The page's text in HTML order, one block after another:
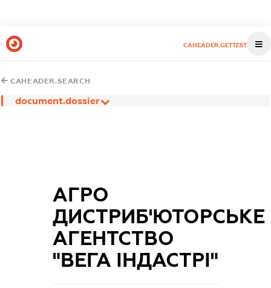
CAHEADER.GETTEST
CAHEADER.SEARCH
document.dossier
АГРО
ДИСТРИБ'ЮТОРСЬКЕ
АГЕНТСТВО
"ВЕГА ІНДАСТРІ"